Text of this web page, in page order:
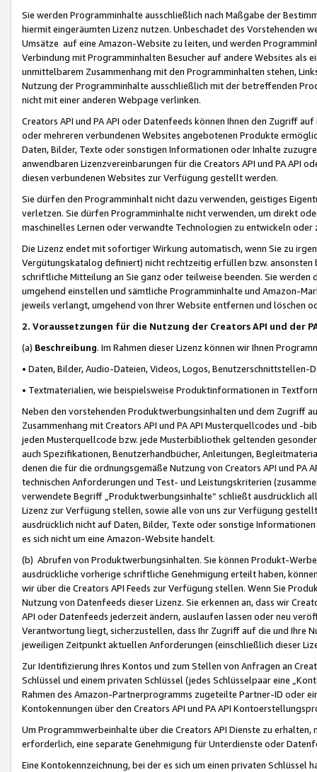
Sie werden Programminhalte ausschließlich nach Maßgabe der
hiermit eingeräumten Lizenz nutzen. Unbeschadet des Vorstehenden
Umsätze auf eine Amazon-Website zu leiten, und werden
Verbindung mit Programminhalten Besucher auf andere Websites als
unmittelbarem Zusammenhang mit den Programminhalten stehen,
Nutzung der Programminhalte ausschließlich mit der betreffenden
nicht mit einer anderen Webpage verlinken.
Creators API und PA API oder Datenfeeds können Ihnen den Zugriff
oder mehreren verbundenen Websites angebotenen Produkte
Daten, Bilder, Texte oder sonstigen Informationen oder Inhalte
anwendbaren Lizenzvereinbarungen für die Creators API und PA API
diesen verbundenen Websites zur Verfügung gestellt werden.
Sie dürfen den Programminhalt nicht dazu verwenden, geistiges
verletzen. Sie dürfen Programminhalte nicht verwenden, um direkt
maschinelles Lernen oder verwandte Technologien zu entwickeln
Die Lizenz endet mit sofortiger Wirkung automatisch, wenn Sie zu
Vergütungskatalog definiert) nicht rechtzeitig erfüllen bzw. ansonsten
schriftliche Mitteilung an Sie ganz oder teilweise beenden. Sie werden
umgehend einstellen und sämtliche Programminhalte und Amazon-
jeweils verlangt, umgehend von Ihrer Website entfernen und löschen
2. Voraussetzungen für die Nutzung der Creators API und der
(a) Beschreibung. Im Rahmen dieser Lizenz können wir Ihnen
• Daten, Bilder, Audio-Dateien, Videos, Logos, Benutzerschnittstellen-
• Textmaterialien, wie beispielsweise Produktinformationen in
Neben den vorstehenden Produktwerbungsinhalten und dem Zugriff
Zusammenhang mit Creators API und PA API Musterquellcodes und
jeden Musterquellcode bzw. jede Musterbibliothek geltenden
auch Spezifikationen, Benutzerhandbücher, Anleitungen,
denen die für die ordnungsgemäße Nutzung von Creators API und PA
technischen Anforderungen und Test- und Leistungskriterien
verwendete Begriff „Produktwerbungsinhalte“ schließt ausdrücklich
Lizenz zur Verfügung stellen, sowie alle von uns zur Verfügung
ausdrücklich nicht auf Daten, Bilder, Texte oder sonstige
es sich nicht um eine Amazon-Website handelt.
(b) Abrufen von Produktwerbungsinhalten. Sie können Produkt-
ausdrückliche vorherige schriftliche Genehmigung erteilt haben,
wir über die Creators API Feeds zur Verfügung stellen. Wenn Sie
Nutzung von Datenfeeds dieser Lizenz. Sie erkennen an, dass wir
API oder Datenfeeds jederzeit ändern, auslaufen lassen oder neu
Verantwortung liegt, sicherzustellen, dass Ihr Zugriff auf die und Ihre
jeweiligen Zeitpunkt aktuellen Anforderungen (einschließlich dieser
Zur Identifizierung Ihres Kontos und zum Stellen von Anfragen an
Schlüssel und einem privaten Schlüssel (jedes Schlüsselpaar eine
Rahmen des Amazon-Partnerprogramms zugeteilte Partner-ID oder
Kontokennungen über den Creators API und PA API
Um Programmwerbeinhalte über die Creators API Dienste zu
erforderlich, eine separate Genehmigung für Unterdienste oder
Eine Kontokennzeichnung, bei der es sich um einen privaten